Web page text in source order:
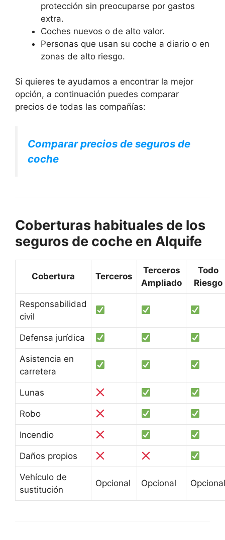
protección sin preocuparse por gastos
extra.
Coches nuevos o de alto valor.
Personas que usan su coche a diario o en
zonas de alto riesgo.
Si quieres te ayudamos a encontrar la mejor
opción, a continuación puedes comparar
precios de todas las compañías:
Comparar precios de seguros de
coche
Coberturas habituales de los
seguros de coche en Alquife
Cobertura Terceros
Terceros
Ampliado
Todo
Riesgo
Responsabilidad
civil
Defensa jurídica
Asistencia en
carretera
Lunas
Robo
Incendio
Daños propios
Vehículo de
sustitución
Opcional Opcional Opcional